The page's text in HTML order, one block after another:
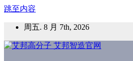
跳至内容
周五. 8 月 7th, 2026